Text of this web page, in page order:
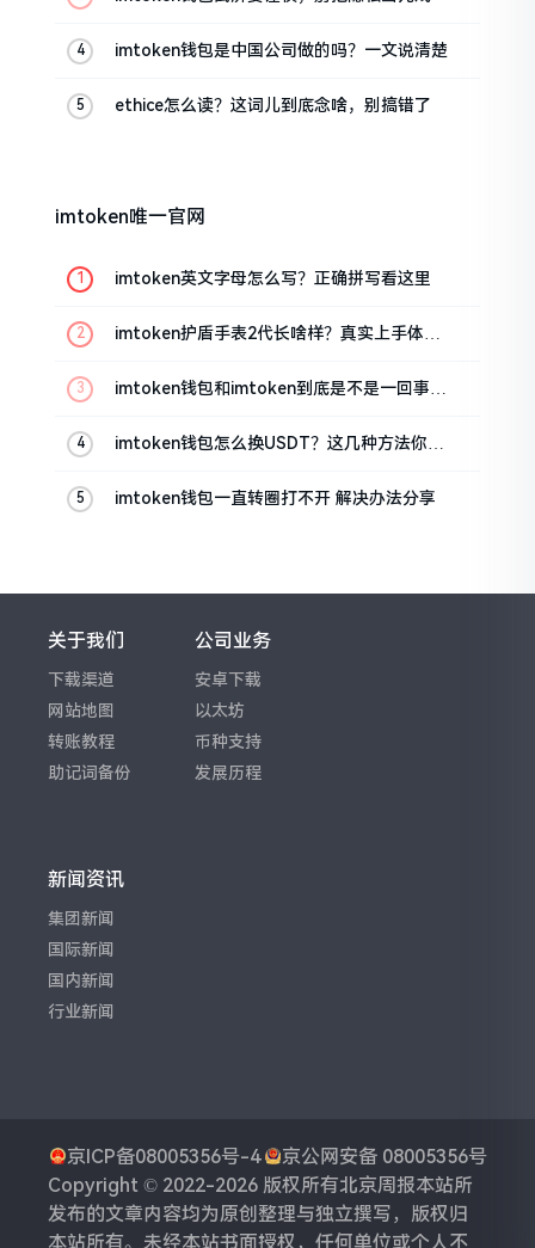
imtoken钱包是中国公司做的吗？一文说清楚
ethice怎么读？这词儿到底念啥，别搞错了
imtoken唯一官网
imtoken英文字母怎么写？正确拼写看这里
imtoken护盾手表2代长啥样？真实上手体验
imtoken钱包和imtoken到底是不是一回事？
imtoken钱包怎么换USDT？这几种方法你得
imtoken钱包一直转圈打不开 解决办法分享
关于我们
下载渠道
网站地图
转账教程
助记词备份
公司业务
安卓下载
以太坊
币种支持
发展历程
新闻资讯
集团新闻
国际新闻
国内新闻
行业新闻
京ICP备08005356号-4
京公网安备 08005356号
Copyright © 2022-2026 版权所有北京周报本站所
发布的文章内容均为原创整理与独立撰写，版权归
本站所有。未经本站书面授权，任何单位或个人不